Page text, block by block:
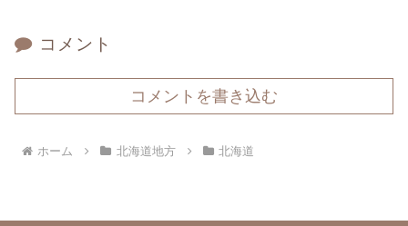
コメント
コメントを書き込む
ホーム 北海道地方 北海道